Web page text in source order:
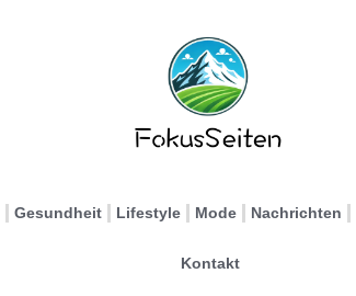
Gesundheit Lifestyle Mode Nachrichten
Kontakt